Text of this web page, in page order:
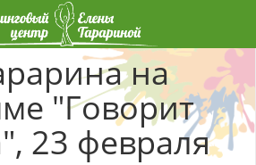
на
"Говорит
23 февраля